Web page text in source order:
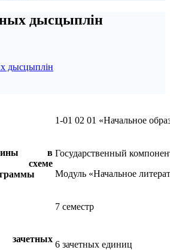
дысцыплін
дысцыплін
1-01 02 01 «Начальное
в
схеме
Государственный
Модуль «Начальное
7 семестр
6 зачетных единиц